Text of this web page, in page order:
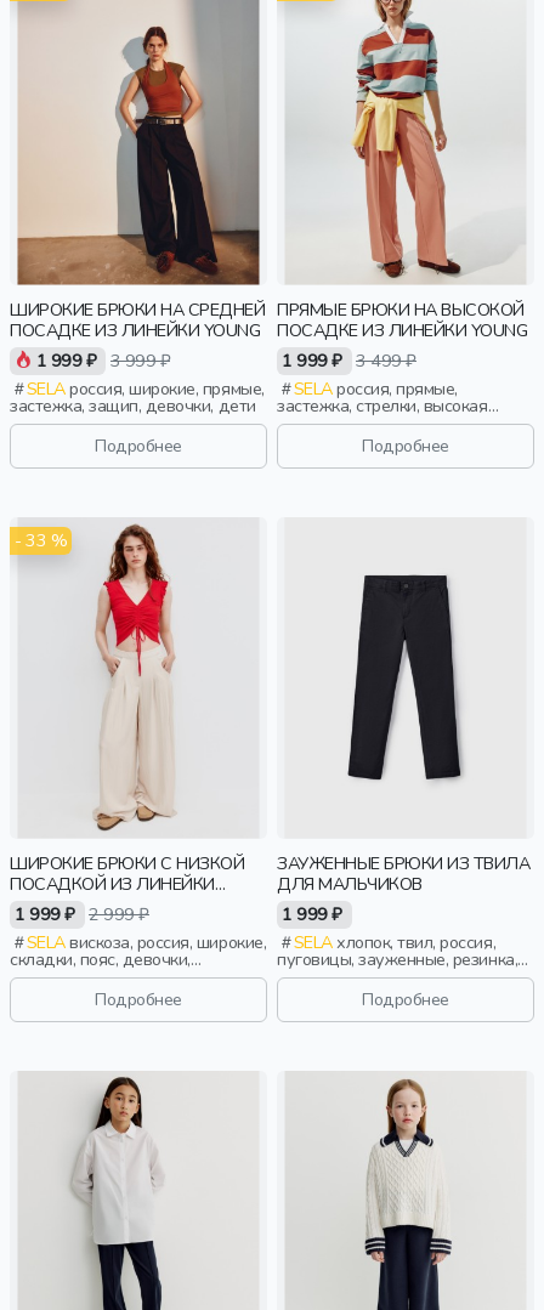
ШИРОКИЕ БРЮКИ НА СРЕДНЕЙ
ПОСАДКЕ ИЗ ЛИНЕЙКИ YOUNG
1 999 ₽ 3 999 ₽
SELAроссия, широкие, прямые,
застежка, защип, девочки, дети
Подробнее
ПРЯМЫЕ БРЮКИ НА ВЫСОКОЙ
ПОСАДКЕ ИЗ ЛИНЕЙКИ YOUNG
1 999 ₽ 3 499 ₽
SELAроссия, прямые,
застежка, стрелки, высокая
посадка, девочки,
старшеклассники, дети
Подробнее
- 33 %
ШИРОКИЕ БРЮКИ С НИЗКОЙ
ПОСАДКОЙ ИЗ ЛИНЕЙКИ
YOUNG
1 999 ₽ 2 999 ₽
SELAвискоза, россия, широкие,
складки, пояс, девочки,
старшеклассники, дети
Подробнее
ЗАУЖЕННЫЕ БРЮКИ ИЗ ТВИЛА
ДЛЯ МАЛЬЧИКОВ
1 999 ₽
SELAхлопок, твил, россия,
пуговицы, зауженные, резинка,
застежка, школа, пояс, мальчики,
Подробнее